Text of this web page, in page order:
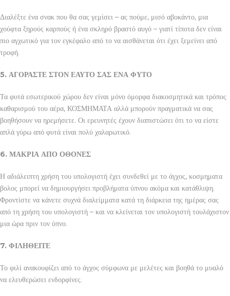
Διαλέξτε ένα σνακ που θα σας γεμίσει – ας πούμε, μισό αβοκάντο, μια
χούφτα ξηρούς καρπούς ή ένα σκληρό βραστό αυγό – γιατί τίποτα δεν είναι
πιο αγχωτικό για τον εγκέφαλο από το να αισθάνεται ότι έχει ξεμείνει από
τροφή.
5. ΑΓΟΡΑΣΤΕ ΣΤΟΝ ΕΑΥΤΟ ΣΑΣ ΕΝΑ ΦΥΤΟ
Τα φυτά εσωτερικού χώρου δεν είναι μόνο όμορφα διακοσμητικά και τρόπος
καθαρισμού του αέρα, ΚΟΣΜΗΜΑΤΑ αλλά μπορούν πραγματικά να σας
βοηθήσουν να ηρεμήσετε. Οι ερευνητές έχουν διαπιστώσει ότι το να είστε
απλά γύρω από φυτά είναι πολύ χαλαρωτικό.
6. ΜΑΚΡΙΑ ΑΠΟ ΟΘΟΝΕΣ
Η αδιάλειπτη χρήση του υπολογιστή έχει συνδεθεί με το άγχος, κοσμηματα
βολος μπορεί να δημιουργήσει προβλήματα ύπνου ακόμα και κατάθλιψη.
Φροντίστε να κάνετε συχνά διαλείμματα κατά τη διάρκεια της ημέρας σας
από τη χρήση του υπολογιστή – και να κλείνεται τον υπολογιστή τουλάχιστον
μια ώρα πριν τον ύπνο.
7. ΦΙΛΗΘΕΙΤΕ
Το φιλί ανακουφίζει από το άγχος σύμφωνα με μελέτες και βοηθά το μυαλό
να ελευθερώσει ενδορφίνες.